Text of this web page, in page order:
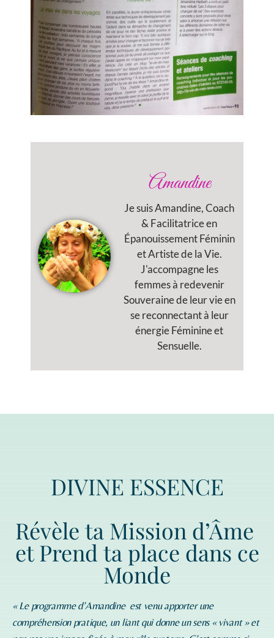
Amandine
Je suis Amandine, Coach
& Facilitatrice en
Épanouissement Féminin
et Artiste de la Vie.
J'accompagne les
femmes à redevenir
Souveraine de leur vie en
se reconnectant à leur
énergie Féminine et
Sensuelle.
DIVINE ESSENCE
Révèle ta Mission d’Âme
et Prend ta place dans ce
Monde
« Le programme d’Amandineest venu apporter une
compréhension pratique, un liant qui donne un sens « vivant » et